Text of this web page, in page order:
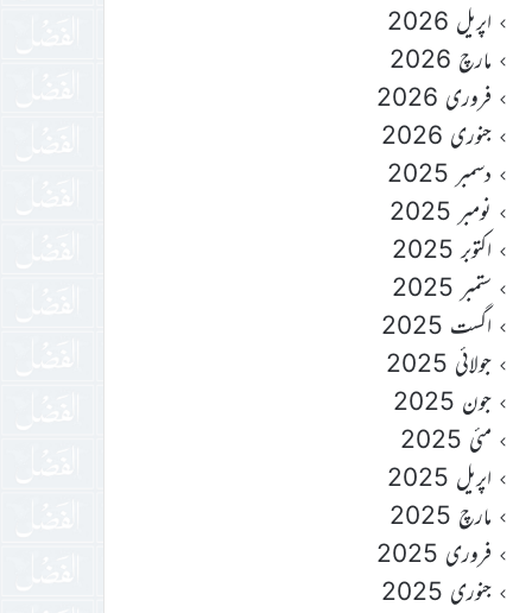
اپریل 2026
مارچ 2026
فروری 2026
جنوری 2026
دسمبر 2025
نومبر 2025
اکتوبر 2025
ستمبر 2025
اگست 2025
جولائی 2025
جون 2025
مئی 2025
اپریل 2025
مارچ 2025
فروری 2025
جنوری 2025